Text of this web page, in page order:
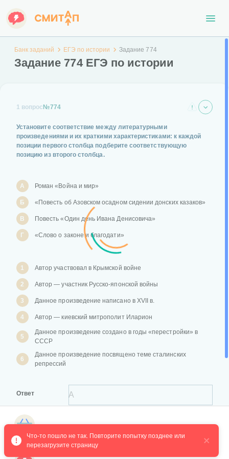
Банк заданий ЕГЭ по истории Задание 774
Задание 774 ЕГЭ по истории
1 вопрос №774
Установите соответствие между литературными
произведениями и их краткими характеристиками: к каждой
позиции первого столбца подберите соответствующую
позицию из второго столбца.
А Роман «Война и мир»
Б «Повесть об Азовском осадном сидении донских казаков»
В Повесть «Один день Ивана Денисовича»
Г «Слово о законе и благодати»
1 Автор участвовал в Крымской войне
2 Автор — участник Русско-японской войны
3 Данное произведение написано в XVII в.
4 Автор — киевский митрополит Иларион
5
Данное произведение создано в годы «перестройки» в
СССР
6
Данное произведение посвящено теме сталинских
репрессий
Ответ
Что-то пошло не так. Повторите попытку позднее или
перезагрузите страницу